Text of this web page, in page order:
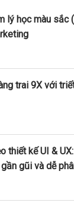
lý học màu sắc
trai 9X với
thiết kế UI &
gũi và dễ